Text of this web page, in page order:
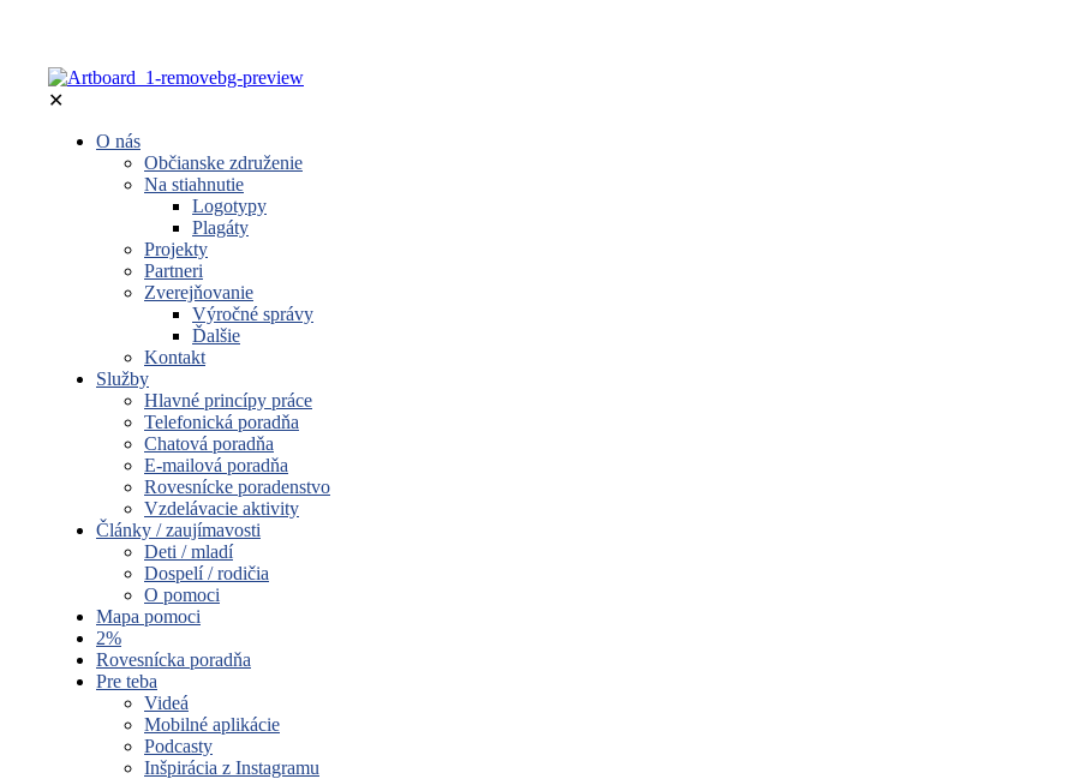
✕
O nás
Občianske združenie
Na stiahnutie
Logotypy
Plagáty
Projekty
Partneri
Zverejňovanie
Výročné správy
Ďalšie
Kontakt
Služby
Hlavné princípy práce
Telefonická poradňa
Chatová poradňa
E-mailová poradňa
Rovesnícke poradenstvo
Vzdelávacie aktivity
Články / zaujímavosti
Deti / mladí
Dospelí / rodičia
O pomoci
Mapa pomoci
2%
Rovesnícka poradňa
Pre teba
Videá
Mobilné aplikácie
Podcasty
Inšpirácia z Instagramu